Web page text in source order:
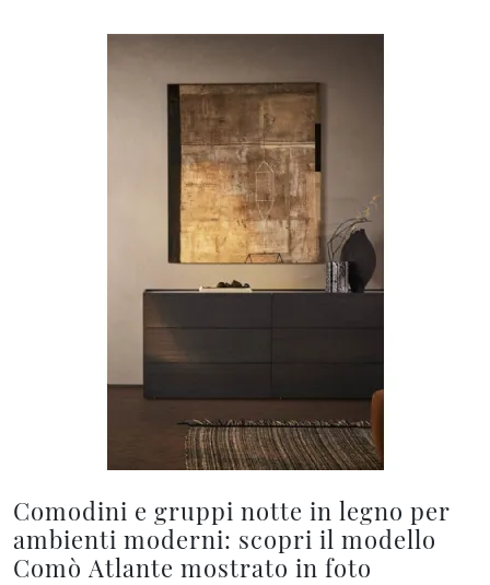
Comodini e gruppi notte in legno per
ambienti moderni: scopri il modello
Comò Atlante mostrato in foto